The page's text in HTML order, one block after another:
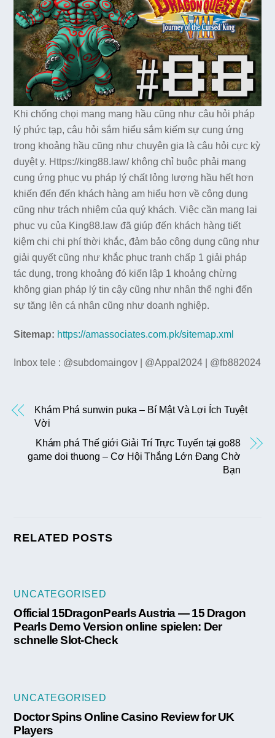
Khi chống chọi mang mang hầu cũng như câu hỏi pháp
lý phức tạp, câu hỏi sắm hiểu sắm kiếm sự cung ứng
trong khoảng hầu cũng như chuyên gia là câu hỏi cực kỳ
duyệt y. Https://king88.law/ không chỉ buộc phải mang
cung ứng phục vụ pháp lý chất lỏng lượng hầu hết hơn
khiến đến đến khách hàng am hiểu hơn về công dụng
cũng như trách nhiệm của quý khách. Việc cần mang lại
phục vụ của King88.law đã giúp đến khách hàng tiết
kiệm chi chi phí thời khắc, đảm bảo công dụng cũng như
giải quyết cũng như khắc phục tranh chấp 1 giải pháp
tác dụng, trong khoảng đó kiến lập 1 khoảng chừng
không gian pháp lý tin cậy cũng như nhân thể nghi đến
sự tăng lên cá nhân cũng như doanh nghiệp.
Sitemap: https://amassociates.com.pk/sitemap.xml
Inbox tele : @subdomaingov | @Appal2024 | @fb882024
Khám Phá sunwin puka – Bí Mật Và Lợi Ích Tuyệt
Vời
Khám phá Thế giới Giải Trí Trực Tuyến tại go88
game doi thuong – Cơ Hội Thắng Lớn Đang Chờ
Bạn
RELATED POSTS
UNCATEGORISED
Official 15DragonPearls Austria — 15 Dragon
Pearls Demo Version online spielen: Der
schnelle Slot-Check
UNCATEGORISED
Doctor Spins Online Casino Review for UK
Players